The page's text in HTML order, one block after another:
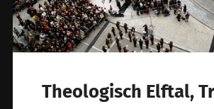
Theologisch Elftal,